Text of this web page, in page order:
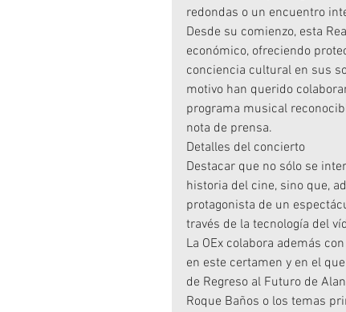
redondas o un encuentro
Desde su comienzo, esta
económico, ofreciendo
conciencia cultural en sus
motivo han querido
programa musical
nota de prensa.
Detalles del concierto
Destacar que no sólo se
historia del cine, sino que,
protagonista de un
través de la tecnología del
La OEx colabora además
en este certamen y en el
de Regreso al Futuro de
Roque Baños o los temas